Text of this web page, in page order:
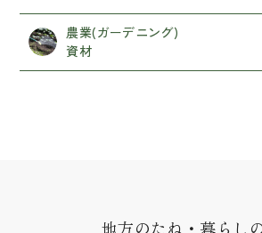
農業(ガーデニング)
資材
地方のたね・暮らし